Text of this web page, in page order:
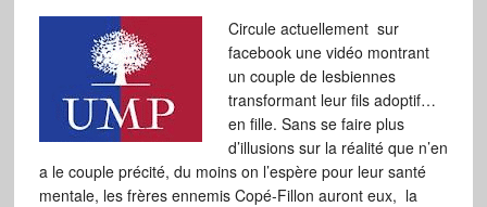
Circule actuellement sur
facebook une vidéo montrant
un couple de lesbiennes
transformant leur fils adoptif…
en fille. Sans se faire plus
d’illusions sur la réalité que n’en
a le couple précité, du moins on l’espère pour leur santé
mentale, les frères ennemis Copé-Fillon auront eux, la